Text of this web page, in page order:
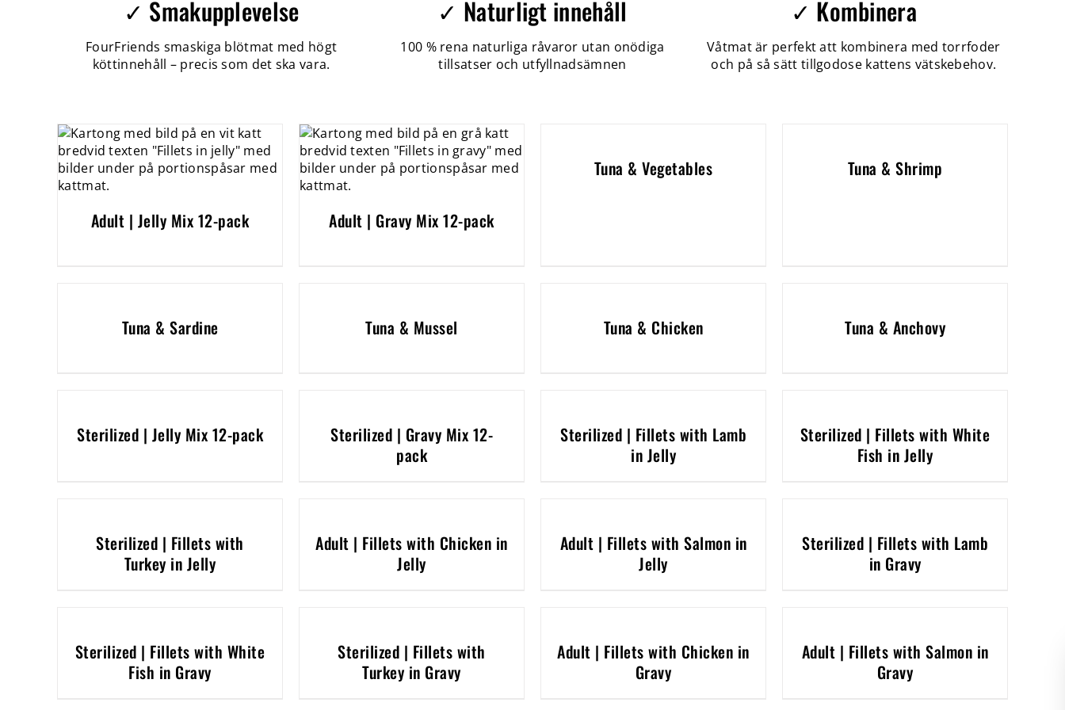
✓ Smakupplevelse
FourFriends smaskiga blötmat med högt
köttinnehåll – precis som det ska vara.
✓ Naturligt innehåll
100 % rena naturliga råvaror utan onödiga
tillsatser och utfyllnadsämnen
✓ Kombinera
Våtmat är perfekt att kombinera med torrfoder
och på så sätt tillgodose kattens vätskebehov.
Adult | Jelly Mix 12-pack Adult | Gravy Mix 12-pack
Tuna & Vegetables Tuna & Shrimp
Tuna & Sardine Tuna & Mussel Tuna & Chicken Tuna & Anchovy
Sterilized | Jelly Mix 12-pack
Sterilized | Gravy Mix 12-
pack
Sterilized | Fillets with Lamb
in Jelly
Sterilized | Fillets with White
Fish in Jelly
Sterilized | Fillets with
Turkey in Jelly
Adult | Fillets with Chicken in
Jelly
Adult | Fillets with Salmon in
Jelly
Sterilized | Fillets with Lamb
in Gravy
Sterilized | Fillets with White
Fish in Gravy
Sterilized | Fillets with
Turkey in Gravy
Adult | Fillets with Chicken in
Gravy
Adult | Fillets with Salmon in
Gravy